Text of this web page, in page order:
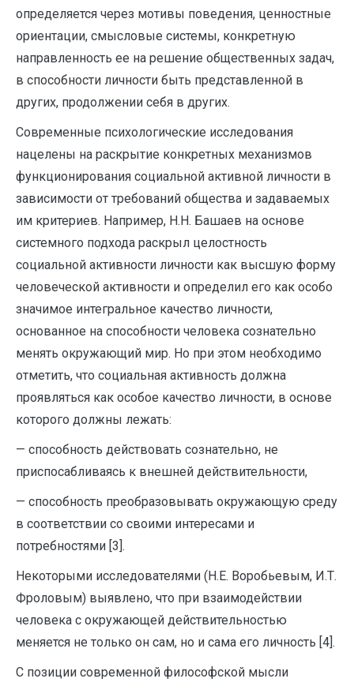
определяется через мотивы поведения, ценностные
ориентации, смысловые системы, конкретную
направленность ее на решение общественных задач,
в способности личности быть представленной в
других, продолжении себя в других.
Современные психологические исследования
нацелены на раскрытие конкретных механизмов
функционирования социальной активной личности в
зависимости от требований общества и задаваемых
им критериев. Например, Н.Н. Башаев на основе
системного подхода раскрыл целостность
социальной активности личности как высшую форму
человеческой активности и определил его как особо
значимое интегральное качество личности,
основанное на способности человека сознательно
менять окружающий мир. Но при этом необходимо
отметить, что социальная активность должна
проявляться как особое качество личности, в основе
которого должны лежать:
— способность действовать сознательно, не
приспосабливаясь к внешней действительности,
— способность преобразовывать окружающую среду
в соответствии со своими интересами и
потребностями [3].
Некоторыми исследователями (Н.Е. Воробьевым, И.Т.
Фроловым) выявлено, что при взаимодействии
человека с окружающей действительностью
меняется не только он сам, но и сама его личность [4].
С позиции современной философской мысли